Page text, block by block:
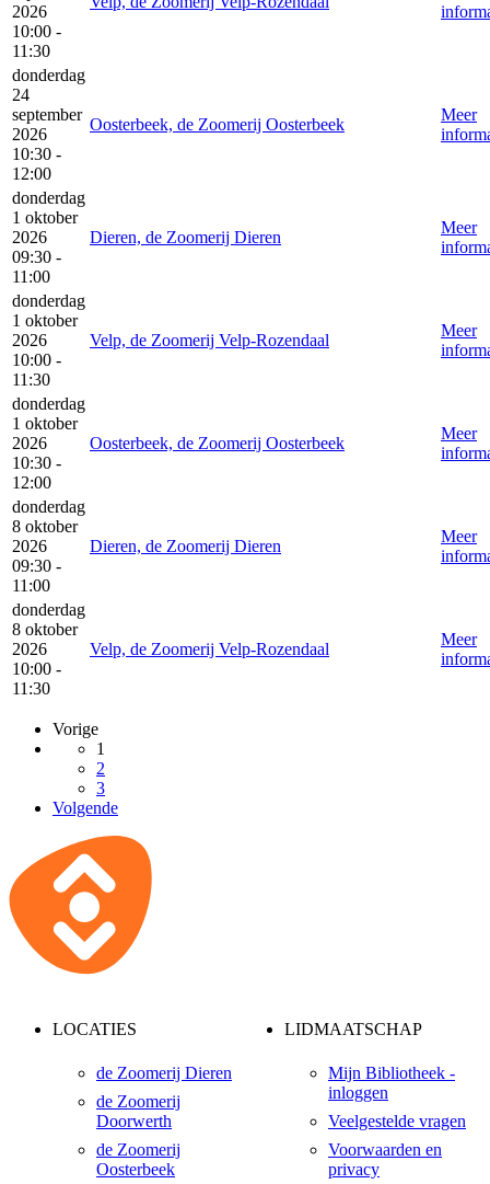
2026
10:00 -
11:30
donderdag
24
september
2026
10:30 -
12:00
Oosterbeek, de Zoomerij Oosterbeek
Meer
donderdag
1 oktober
2026
09:30 -
11:00
Dieren, de Zoomerij Dieren
Meer
donderdag
1 oktober
2026
10:00 -
11:30
Velp, de Zoomerij Velp-Rozendaal
Meer
donderdag
1 oktober
2026
10:30 -
12:00
Oosterbeek, de Zoomerij Oosterbeek
Meer
donderdag
8 oktober
2026
09:30 -
11:00
Dieren, de Zoomerij Dieren
Meer
donderdag
8 oktober
2026
10:00 -
11:30
Velp, de Zoomerij Velp-Rozendaal
Meer
Vorige
1
2
3
Volgende
LOCATIES
de Zoomerij Dieren
de Zoomerij
Doorwerth
de Zoomerij
Oosterbeek
LIDMAATSCHAP
Mijn Bibliotheek -
inloggen
Veelgestelde vragen
Voorwaarden en
privacy